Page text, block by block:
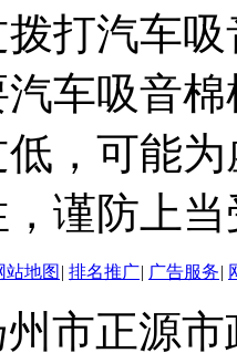
打汽车
车吸音
，可能
谨防上
站地图 | 排名推广| 广告服务|
市正源